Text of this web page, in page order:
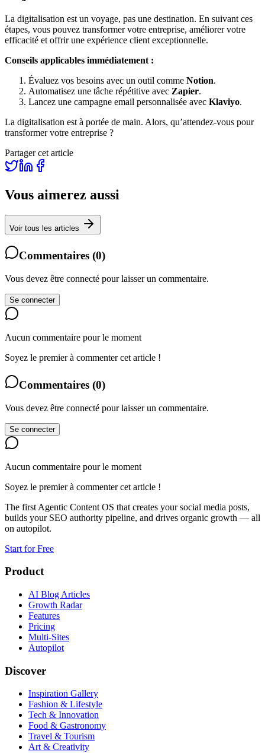
La digitalisation est un voyage, pas une destination. En suivant ces
étapes, vous pouvez transformer votre entreprise, améliorer votre
efficacité et offrir une expérience client exceptionnelle.
Conseils applicables immédiatement :
Évaluez vos besoins avec un outil comme Notion.
Automatisez une tâche répétitive avec Zapier.
Lancez une campagne email personnalisée avec Klaviyo.
La digitalisation est à portée de main. Alors, qu’attendez-vous pour
transformer votre entreprise ?
Partager cet article
Vous aimerez aussi
Voir tous les articles
Commentaires (0)
Vous devez être connecté pour laisser un commentaire.
Se connecter
Aucun commentaire pour le moment
Soyez le premier à commenter cet article !
Commentaires (0)
Vous devez être connecté pour laisser un commentaire.
Se connecter
Aucun commentaire pour le moment
Soyez le premier à commenter cet article !
The first Agentic Content OS that creates your social media posts,
builds your SEO authority pipeline, and drives organic growth — all
on autopilot.
Start for Free
Product
AI Blog Articles
Growth Radar
Features
Pricing
Multi-Sites
Autopilot
Discover
Inspiration Gallery
Fashion & Lifestyle
Tech & Innovation
Food & Gastronomy
Travel & Tourism
Art & Creativity